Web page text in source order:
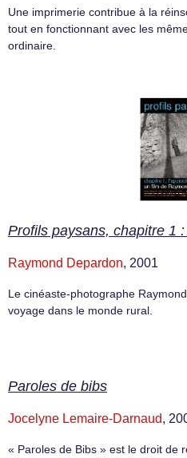
Une imprimerie contribue à la
tout en fonctionnant avec les
ordinaire.
Profils paysans, chapitre 1 :
Raymond Depardon, 2001
Le cinéaste-photographe
voyage dans le monde rural.
Paroles de bibs
Jocelyne Lemaire-Darnaud,
« Paroles de Bibs » est le droit de